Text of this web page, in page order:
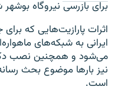
برای بازرسی نیروگاه
اثرات پارازیت‌هایی که
ایرانی به شبکه‌های
می‌شود و همچنین نصب
نیز بارها موضوع بحث
است.